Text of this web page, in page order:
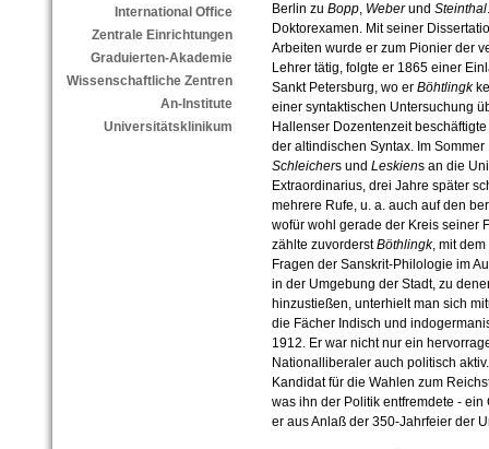
International Office
Zentrale Einrichtungen
Graduierten-Akademie
Wissenschaftliche Zentren
An-Institute
Universitätsklinikum
Berlin zu Bopp, Weberund Steinthal
Doktorexamen. Mit seiner
Arbeiten wurde er zum Pionier der
Lehrer tätig, folgte er 1865 einer
Sankt Petersburg, wo er Böhtlingk
einer syntaktischen Untersuchung
Hallenser Dozentenzeit
der altindischen Syntax. Im
Schleichers und Leskiens an die
Extraordinarius, drei Jahre später
mehrere Rufe, u. a. auch auf den
wofür wohl gerade der Kreis seiner
zählte zuvorderstBöthlingk, mit
Fragen der Sanskrit-Philologie im
in der Umgebung der Stadt, zu
hinzustießen, unterhielt man sich
die Fächer Indisch und
1912. Er war nicht nur ein
Nationalliberaler auch politisch
Kandidat für die Wahlen zum
was ihn der Politik entfremdete -
er aus Anlaß der 350-Jahrfeier der